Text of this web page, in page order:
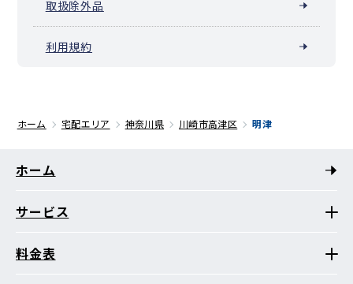
取扱除外品
利用規約
ホーム 宅配エリア 神奈川県 川崎市高津区 明津
ホーム
サービス
料金表